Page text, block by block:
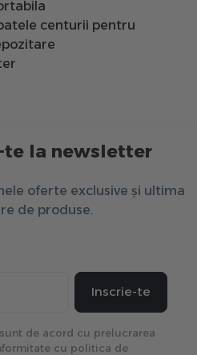
centurii pentru
te la newsletter
oferte exclusive și ultima
de produse.
Inscrie-te
de acord cu prelucrarea
cu politica de